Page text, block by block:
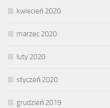
kwiecień 2020
marzec 2020
luty 2020
styczeń 2020
grudzień 2019